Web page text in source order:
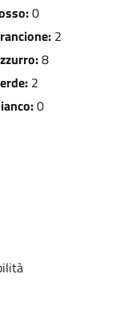
0
2
8
2
0